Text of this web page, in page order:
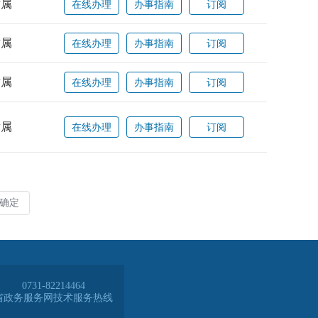
0731-82214464
政务服务网技术服务热线